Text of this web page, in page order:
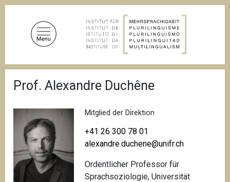
D
f
a
n
v
i
g
a
t
i
Prof. Alexandre Duchêne
Mitglied der Direktion
+41 26 300 78 01
alexandre.duchene@unifr.ch
Ordentlicher Professor für
Sprachsoziologie, Universität